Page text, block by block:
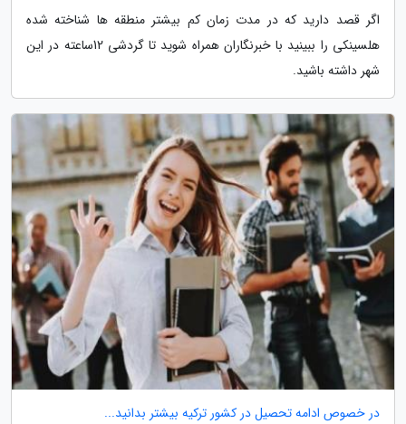
اگر قصد دارید که در مدت زمان کم بیشتر منطقه ها شناخته شده
هلسینکی را ببینید با خبرنگاران همراه شوید تا گردشی 12ساعته در این
شهر داشته باشید.
در خصوص ادامه تحصیل در کشور ترکیه بیشتر بدانید...